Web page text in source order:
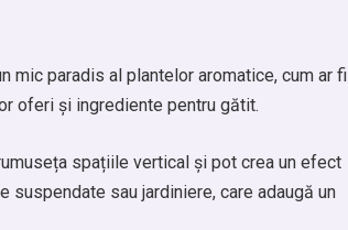
mic paradis al plantelor aromatice, cum ar fi
oferi și ingrediente pentru gătit.
spațiile vertical și pot crea un efect
sau jardiniere, care adaugă un